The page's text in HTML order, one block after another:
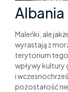
Albania
Maleńki, ale
wyrastają z
terytorium
wpływy kultury
i
pozostałość